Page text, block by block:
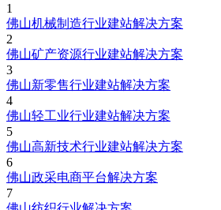
1
佛山机械制造行业建站解决方案
2
佛山矿产资源行业建站解决方案
3
佛山新零售行业建站解决方案
4
佛山轻工业行业建站解决方案
5
佛山高新技术行业建站解决方案
6
佛山政采电商平台解决方案
7